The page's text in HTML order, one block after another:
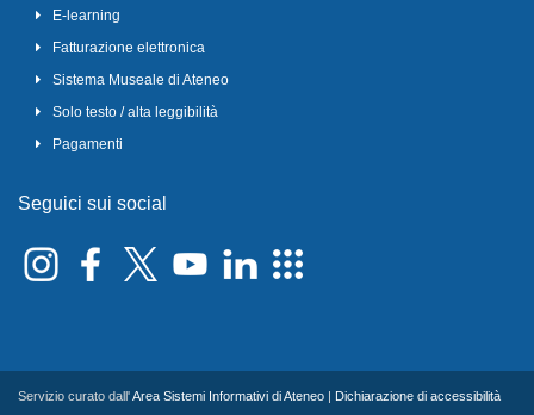
E-learning
Fatturazione elettronica
Sistema Museale di Ateneo
Solo testo / alta leggibilità
Pagamenti
Seguici sui social
Servizio curato dall'Area Sistemi Informativi di Ateneo Dichiarazione di accessibilità